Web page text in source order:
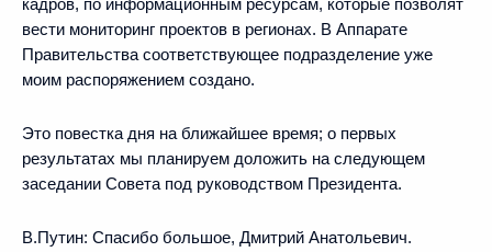
кадров, по информационным ресурсам, которые позволят
вести мониторинг проектов в регионах. В Аппарате
Правительства соответствующее подразделение уже
моим распоряжением создано.
Это повестка дня на ближайшее время; о первых
результатах мы планируем доложить на следующем
заседании Совета под руководством Президента.
В.Путин: Спасибо большое, Дмитрий Анатольевич.